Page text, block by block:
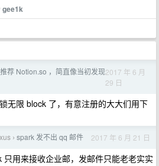
gee1k
荐 Notion.so ，简直像当初发现2017 年 6 月
29 日
无限 block 了，有意注册的大大们用下
› spark 发不出 qq 邮件 2017 年 6 月 21 日
只用来接收企业邮，发邮件只能老老实实